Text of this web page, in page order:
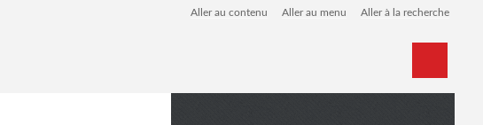
Aller au contenu Aller au menu Aller à la recherche